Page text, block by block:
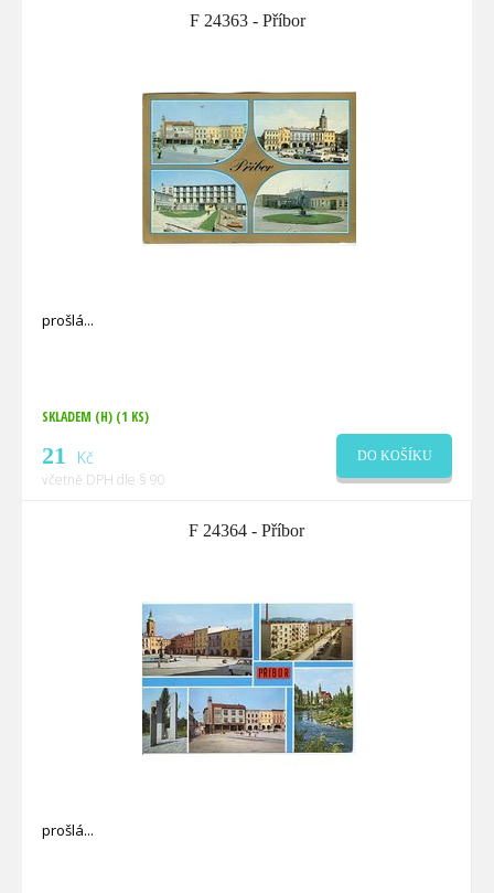
F 24363 - Příbor
prošlá
SKLADEM (H) (1 KS)
21 Kč
včetně DPH dle § 90
DO KOŠÍKU
F 24364 - Příbor
prošlá